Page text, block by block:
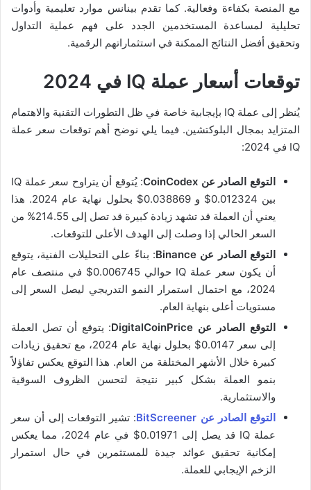
مع المنصة بكفاءة وفعالية. كما تقدم بينانس موارد تعليمية وأدوات
تحليلية لمساعدة المستخدمين الجدد على فهم عملية التداول
وتحقيق أفضل النتائج الممكنة في استثماراتهم الرقمية.
توقعات أسعار عملة IQ في 2024
يُنظر إلى عملة IQ بإيجابية خاصة في ظل التطورات التقنية والاهتمام
المتزايد بمجال البلوكتشين. فيما يلي نوضح أهم توقعات سعر عملة
IQ في 2024:
التوقع الصادر عن CoinCodex
: يُتوقع أن يتراوح سعر عملة IQ
بين 0.012324$ و 0.038869$ بحلول نهاية عام 2024. هذا
يعني أن العملة قد تشهد زيادة كبيرة قد تصل إلى 214.55% من
السعر الحالي إذا وصلت إلى الهدف الأعلى للتوقعات.
التوقع الصادر عن Binance
: بناءً على التحليلات الفنية، يتوقع
أن يكون سعر عملة IQ حوالي 0.006745$ في منتصف عام
2024، مع احتمال استمرار النمو التدريجي ليصل السعر إلى
مستويات أعلى بنهاية العام.
التوقع الصادر عن DigitalCoinPrice
: يتوقع أن تصل العملة
إلى سعر 0.0147$ بحلول نهاية عام 2024، مع تحقيق زيادات
كبيرة خلال الأشهر المختلفة من العام. هذا التوقع يعكس تفاؤلاً
بنمو العملة بشكل كبير نتيجة لتحسن الظروف السوقية
والاستثمارية.
التوقع الصادر عن BitScreener
: تشير التوقعات إلى أن سعر
عملة IQ قد يصل إلى 0.01971$ في عام 2024، مما يعكس
إمكانية تحقيق عوائد جيدة للمستثمرين في حال استمرار
الزخم الإيجابي للعملة.